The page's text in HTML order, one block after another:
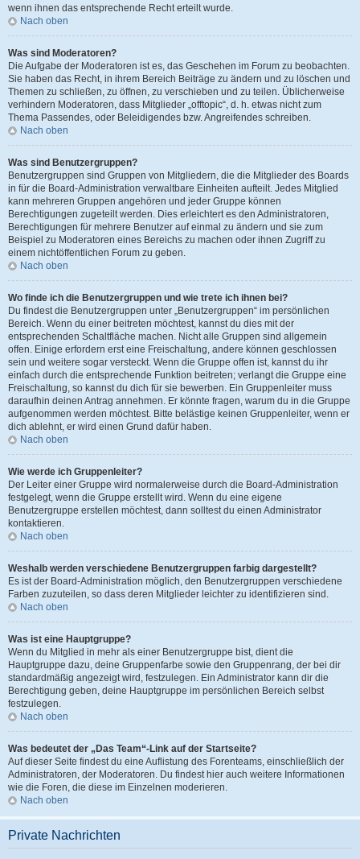
wenn ihnen das entsprechende Recht erteilt wurde.
Nach oben
Was sind Moderatoren?
Die Aufgabe der Moderatoren ist es, das Geschehen im Forum zu beobachten.
Sie haben das Recht, in ihrem Bereich Beiträge zu ändern und zu löschen und
Themen zu schließen, zu öffnen, zu verschieben und zu teilen. Üblicherweise
verhindern Moderatoren, dass Mitglieder „offtopic“, d. h. etwas nicht zum
Thema Passendes, oder Beleidigendes bzw. Angreifendes schreiben.
Nach oben
Was sind Benutzergruppen?
Benutzergruppen sind Gruppen von Mitgliedern, die die Mitglieder des Boards
in für die Board-Administration verwaltbare Einheiten aufteilt. Jedes Mitglied
kann mehreren Gruppen angehören und jeder Gruppe können
Berechtigungen zugeteilt werden. Dies erleichtert es den Administratoren,
Berechtigungen für mehrere Benutzer auf einmal zu ändern und sie zum
Beispiel zu Moderatoren eines Bereichs zu machen oder ihnen Zugriff zu
einem nichtöffentlichen Forum zu geben.
Nach oben
Wo finde ich die Benutzergruppen und wie trete ich ihnen bei?
Du findest die Benutzergruppen unter „Benutzergruppen“ im persönlichen
Bereich. Wenn du einer beitreten möchtest, kannst du dies mit der
entsprechenden Schaltfläche machen. Nicht alle Gruppen sind allgemein
offen. Einige erfordern erst eine Freischaltung, andere können geschlossen
sein und weitere sogar versteckt. Wenn die Gruppe offen ist, kannst du ihr
einfach durch die entsprechende Funktion beitreten; verlangt die Gruppe eine
Freischaltung, so kannst du dich für sie bewerben. Ein Gruppenleiter muss
daraufhin deinen Antrag annehmen. Er könnte fragen, warum du in die Gruppe
aufgenommen werden möchtest. Bitte belästige keinen Gruppenleiter, wenn er
dich ablehnt, er wird einen Grund dafür haben.
Nach oben
Wie werde ich Gruppenleiter?
Der Leiter einer Gruppe wird normalerweise durch die Board-Administration
festgelegt, wenn die Gruppe erstellt wird. Wenn du eine eigene
Benutzergruppe erstellen möchtest, dann solltest du einen Administrator
kontaktieren.
Nach oben
Weshalb werden verschiedene Benutzergruppen farbig dargestellt?
Es ist der Board-Administration möglich, den Benutzergruppen verschiedene
Farben zuzuteilen, so dass deren Mitglieder leichter zu identifizieren sind.
Nach oben
Was ist eine Hauptgruppe?
Wenn du Mitglied in mehr als einer Benutzergruppe bist, dient die
Hauptgruppe dazu, deine Gruppenfarbe sowie den Gruppenrang, der bei dir
standardmäßig angezeigt wird, festzulegen. Ein Administrator kann dir die
Berechtigung geben, deine Hauptgruppe im persönlichen Bereich selbst
festzulegen.
Nach oben
Was bedeutet der „Das Team“-Link auf der Startseite?
Auf dieser Seite findest du eine Auflistung des Forenteams, einschließlich der
Administratoren, der Moderatoren. Du findest hier auch weitere Informationen
wie die Foren, die diese im Einzelnen moderieren.
Nach oben
Private Nachrichten